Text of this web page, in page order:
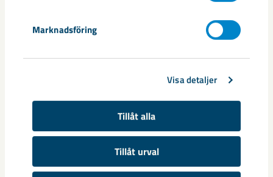
Marknadsföring
Visa detaljer
Tillåt alla
Tillåt urval
Nytt sovringsverk växer fram
Anläggningen kommer att ersätta det befintliga verket från
1950-talet och ...